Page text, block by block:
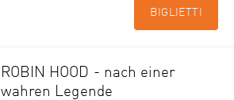
BIGLIETTI
ROBIN HOOD - nach einer
wahren Legende